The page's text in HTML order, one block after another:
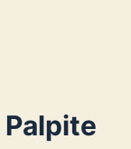
Palpite